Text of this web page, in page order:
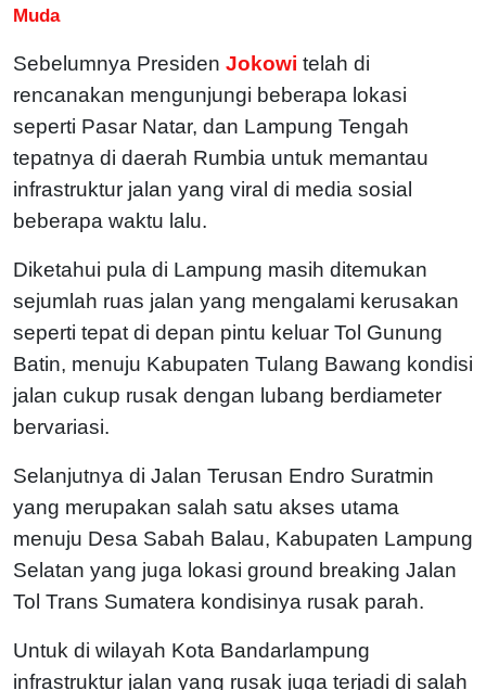
Muda
Sebelumnya Presiden Jokowi telah di
rencanakan mengunjungi beberapa lokasi
seperti Pasar Natar, dan Lampung Tengah
tepatnya di daerah Rumbia untuk memantau
infrastruktur jalan yang viral di media sosial
beberapa waktu lalu.
Diketahui pula di Lampung masih ditemukan
sejumlah ruas jalan yang mengalami kerusakan
seperti tepat di depan pintu keluar Tol Gunung
Batin, menuju Kabupaten Tulang Bawang kondisi
jalan cukup rusak dengan lubang berdiameter
bervariasi.
Selanjutnya di Jalan Terusan Endro Suratmin
yang merupakan salah satu akses utama
menuju Desa Sabah Balau, Kabupaten Lampung
Selatan yang juga lokasi ground breaking Jalan
Tol Trans Sumatera kondisinya rusak parah.
Untuk di wilayah Kota Bandarlampung
infrastruktur jalan yang rusak juga terjadi di salah